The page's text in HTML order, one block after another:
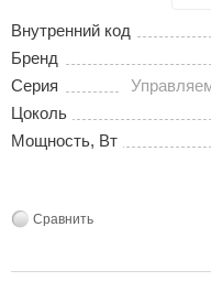
Внутренний код
Бренд
Серия
Цоколь
Мощность, Вт
Сравнить